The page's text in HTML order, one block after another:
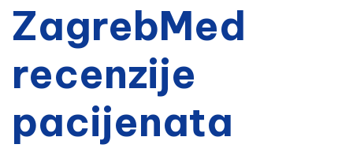
ZagrebMed
recenzije
pacijenata